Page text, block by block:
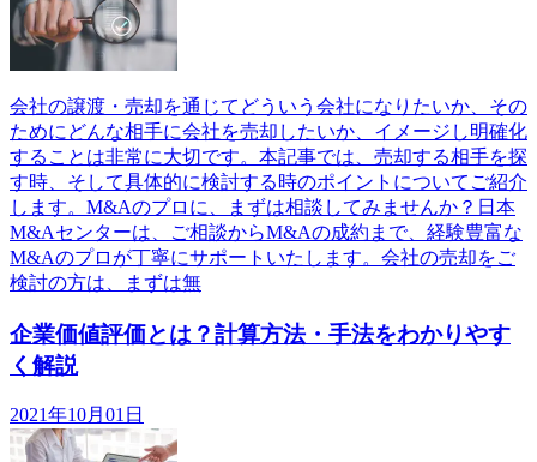
会社の譲渡・売却を通じてどういう会社になりたいか、その
ためにどんな相手に会社を売却したいか、イメージし明確化
することは非常に大切です。本記事では、売却する相手を探
す時、そして具体的に検討する時のポイントについてご紹介
します。M&Aのプロに、まずは相談してみませんか？日本
M&Aセンターは、ご相談からM&Aの成約まで、経験豊富な
M&Aのプロが丁寧にサポートいたします。会社の売却をご
検討の方は、まずは無
企業価値評価とは？計算方法・手法をわかりやす
く解説
2021年10月01日